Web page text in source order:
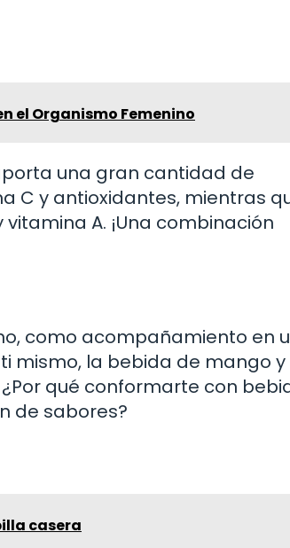
el Organismo Femenino
una gran cantidad de
C y antioxidantes, mientras
A. ¡Una combinación
como acompañamiento en
mismo, la bebida de mango y
qué conformarte con
de sabores?
casera